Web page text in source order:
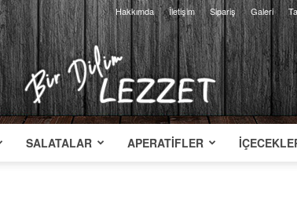
Hakkımda İletişim Sipariş Galeri
SALATALAR APERATIFLER